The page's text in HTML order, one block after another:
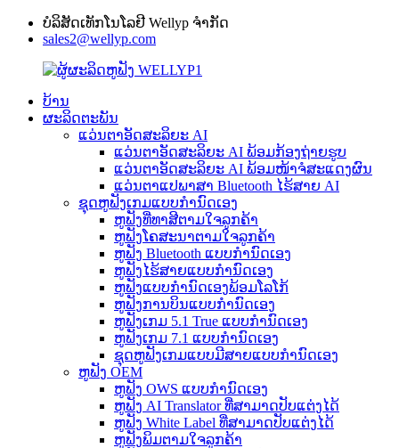
ບໍລິສັດເທັກໂນໂລຢີ Wellyp ຈຳກັດ
sales2@wellyp.com
ບ້ານ
ຜະລິດຕະພັນ
ແວ່ນຕາອັດສະລິຍະ AI
ແວ່ນຕາອັດສະລິຍະ AI ພ້ອມກ້ອງຖ່າຍຮູບ
ແວ່ນຕາອັດສະລິຍະ AI ພ້ອມໜ້າຈໍສະແດງຜົນ
ແວ່ນຕາແປພາສາ Bluetooth ໄຮ້ສາຍ AI
ຊຸດຫູຟັງເກມແບບກຳນົດເອງ
ຫູຟັງທີ່ທາສີຕາມໃຈລູກຄ້າ
ຫູຟັງໂຄສະນາຕາມໃຈລູກຄ້າ
ຫູຟັງ Bluetooth ແບບກຳນົດເອງ
ຫູຟັງໄຮ້ສາຍແບບກຳນົດເອງ
ຫູຟັງແບບກຳນົດເອງພ້ອມໂລໂກ້
ຫູຟັງການບິນແບບກຳນົດເອງ
ຫູຟັງເກມ 5.1 True ແບບກຳນົດເອງ
ຫູຟັງເກມ 7.1 ແບບກຳນົດເອງ
ຊຸດຫູຟັງເກມແບບມີສາຍແບບກຳນົດເອງ
ຫູຟັງ OEM
ຫູຟັງ OWS ແບບກຳນົດເອງ
ຫູຟັງ AI Translator ທີ່ສາມາດປັບແຕ່ງໄດ້
ຫູຟັງ White Label ທີ່ສາມາດປັບແຕ່ງໄດ້
ຫູຟັງພິມຕາມໃຈລູກຄ້າ